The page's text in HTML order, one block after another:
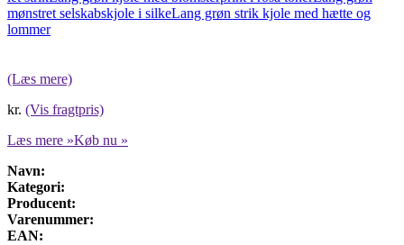
mønstret selskabskjole i silkeLang grøn strik kjole med hætte og
lommer
(Læs mere)
kr. (Vis fragtpris)
Læs mere »Køb nu »
Navn:
Kategori:
Producent:
Varenummer:
EAN: